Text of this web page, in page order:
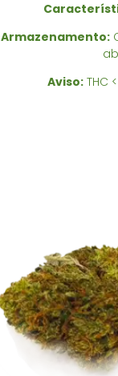
Armazenamento:
Aviso:THC